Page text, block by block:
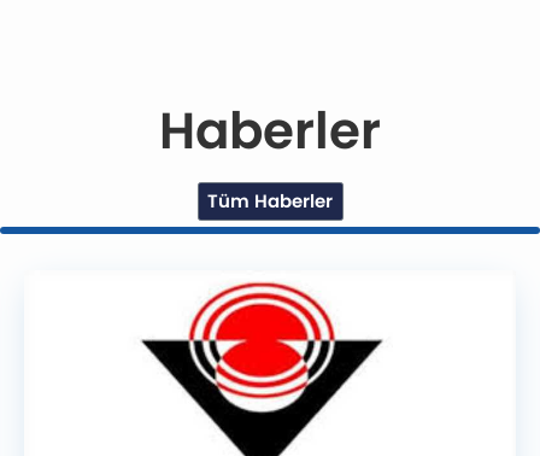
Haberler
Tüm Haberler